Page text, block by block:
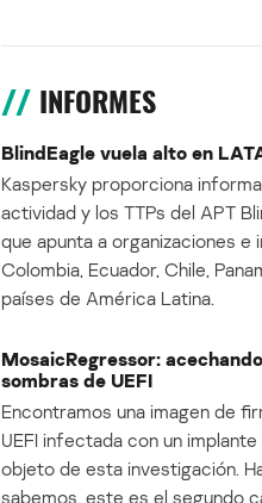
INFORMES
BlindEagle vuela alto en
Kaspersky proporciona
actividad y los TTPs del APT
que apunta a organizaciones e
Colombia, Ecuador, Chile,
países de América Latina.
MosaicRegressor:
sombras de UEFI
Encontramos una imagen de
UEFI infectada con un
objeto de esta investigación.
sabemos, este es el segundo